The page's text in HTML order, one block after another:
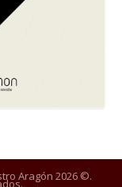
Aragón 2026 ©.